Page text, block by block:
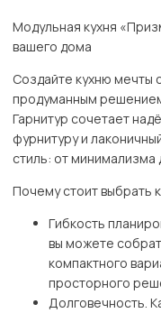
Модульная кухня
вашего дома
Создайте кухню мечты
продуманным
Гарнитур сочетает
фурнитуру и
стиль: от минимализма
Почему стоит выбрать
Гибкость
вы можете
компактного
просторного
Долговечность.